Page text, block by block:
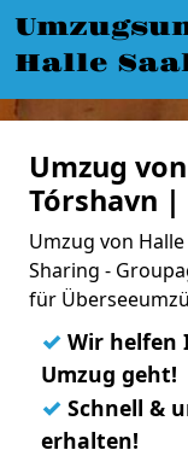
Halle
Umzug
Tórshavn |
Umzug von
Sharing -
für
✓ Wir helfen
Umzug geht!
✓ Schnell &
erhalten!